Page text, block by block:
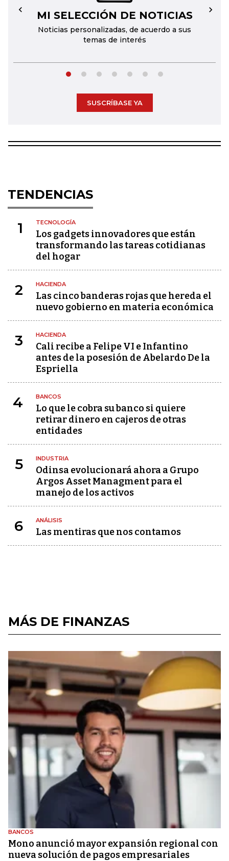
MI SELECCIÓN DE NOTICIAS
Noticias personalizadas, de acuerdo a sus
temas de interés
← →
SUSCRÍBASE YA
TENDENCIAS
1 TECNOLOGÍA
Los gadgets innovadores que están
transformando las tareas cotidianas
del hogar
2 HACIENDA
Las cinco banderas rojas que hereda el
nuevo gobierno en materia económica
3 HACIENDA
Cali recibe a Felipe VI e Infantino
antes de la posesión de Abelardo De la
Espriella
4 BANCOS
Lo que le cobra su banco si quiere
retirar dinero en cajeros de otras
entidades
5 INDUSTRIA
Odinsa evolucionará ahora a Grupo
Argos Asset Managment para el
manejo de los activos
6 ANÁLISIS
Las mentiras que nos contamos
MÁS DE FINANZAS
BANCOS
Mono anunció mayor expansión regional con
nueva solución de pagos empresariales